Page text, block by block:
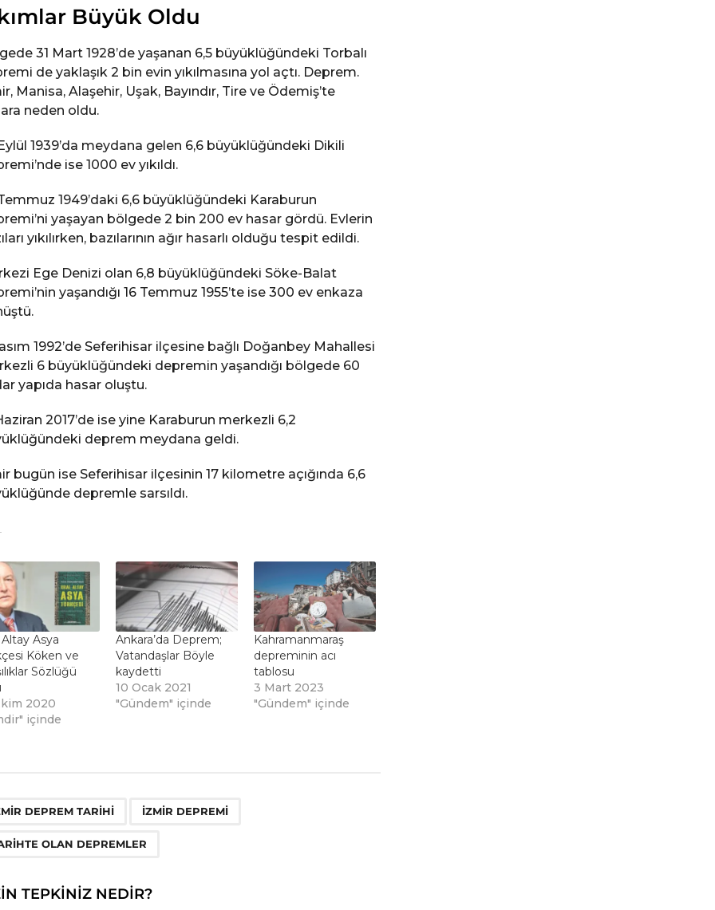
Büyük Oldu
31 Mart 1928’de yaşanan 6,5 büyüklüğündeki Torbalı
de yaklaşık 2 bin evin yıkılmasına yol açtı. Deprem.
Manisa, Alaşehir, Uşak, Bayındır, Tire ve Ödemiş’te
neden oldu.
1939’da meydana gelen 6,6 büyüklüğündeki Dikili
ise 1000 ev yıkıldı.
1949’daki 6,6 büyüklüğündeki Karaburun
yaşayan bölgede 2 bin 200 ev hasar gördü. Evlerin
yıkılırken, bazılarının ağır hasarlı olduğu tespit edildi.
Ege Denizi olan 6,8 büyüklüğündeki Söke-Balat
yaşandığı 16 Temmuz 1955’te ise 300 ev enkaza
1992’de Seferihisar ilçesine bağlı Doğanbey Mahallesi
6 büyüklüğündeki depremin yaşandığı bölgede 60
yapıda hasar oluştu.
2017’de ise yine Karaburun merkezli 6,2
deprem meydana geldi.
bugün ise Seferihisar ilçesinin 17 kilometre açığında 6,6
depremle sarsıldı.
Altay Asya
Köken ve
Sözlüğü
2020
içinde
Ankara’da Deprem;
Vatandaşlar Böyle
kaydetti
10 Ocak 2021
"Gündem" içinde
Kahramanmaraş
depreminin acı
tablosu
3 Mart 2023
"Gündem" içinde
DEPREM TARIHI IZMIR DEPREMI
OLAN DEPREMLER
TEPKINIZ NEDIR?